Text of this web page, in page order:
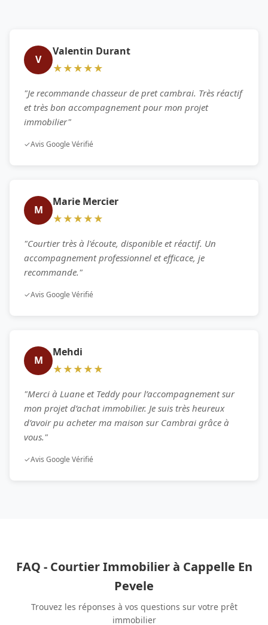
V
Valentin Durant
★★★★★
"Je recommande chasseur de pret cambrai. Très réactif
et très bon accompagnement pour mon projet
immobilier"
✓Avis Google Vérifié
M
Marie Mercier
★★★★★
"Courtier très à l'écoute, disponible et réactif. Un
accompagnement professionnel et efficace, je
recommande."
✓Avis Google Vérifié
M
Mehdi
★★★★★
"Merci à Luane et Teddy pour l’accompagnement sur
mon projet d’achat immobilier. Je suis très heureux
d’avoir pu acheter ma maison sur Cambrai grâce à
vous."
✓Avis Google Vérifié
FAQ - Courtier Immobilier à Cappelle En
Pevele
Trouvez les réponses à vos questions sur votre prêt
immobilier